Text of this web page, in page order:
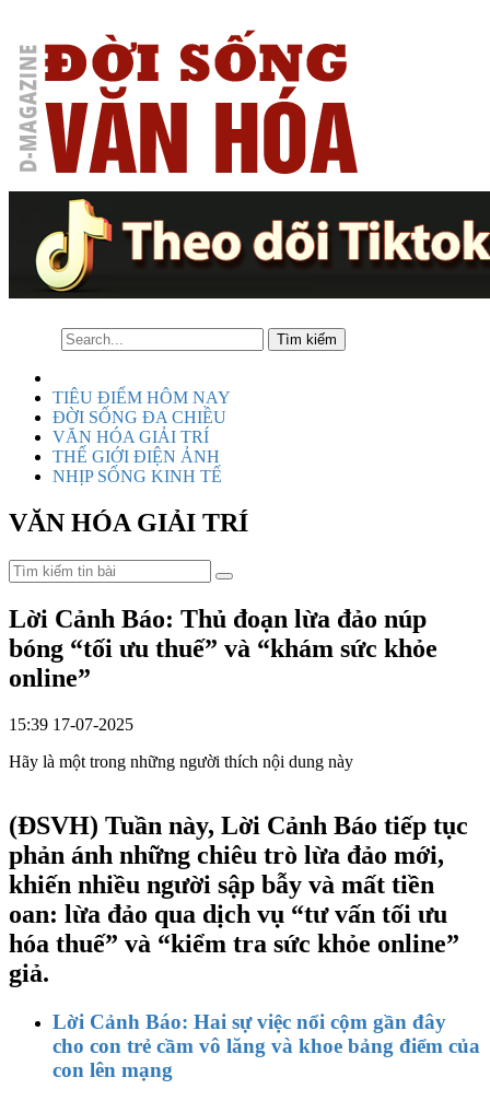
TIÊU ĐIỂM HÔM NAY
ĐỜI SỐNG ĐA CHIỀU
VĂN HÓA GIẢI TRÍ
THẾ GIỚI ĐIỆN ẢNH
NHỊP SỐNG KINH TẾ
VĂN HÓA GIẢI TRÍ
Lời Cảnh Báo: Thủ đoạn lừa đảo núp
bóng “tối ưu thuế” và “khám sức khỏe
online”
15:39 17-07-2025
Hãy là một trong những người thích nội dung này
(ĐSVH) Tuần này, Lời Cảnh Báo tiếp tục
phản ánh những chiêu trò lừa đảo mới,
khiến nhiều người sập bẫy và mất tiền
oan: lừa đảo qua dịch vụ “tư vấn tối ưu
hóa thuế” và “kiểm tra sức khỏe online”
giả.
Lời Cảnh Báo: Hai sự việc nổi cộm gần đây
cho con trẻ cầm vô lăng và khoe bảng điểm của
con lên mạng